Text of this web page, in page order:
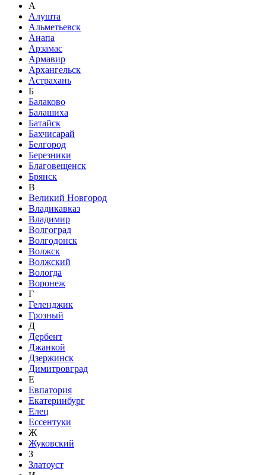
А
Алушта
Альметьевск
Анапа
Арзамас
Армавир
Архангельск
Астрахань
Б
Балаково
Балашиха
Батайск
Бахчисарай
Белгород
Березники
Благовещенск
Брянск
В
Великий Новгород
Владикавказ
Владимир
Волгоград
Волгодонск
Волжск
Волжский
Вологда
Воронеж
Г
Геленджик
Грозный
Д
Дербент
Джанкой
Дзержинск
Димитровград
Е
Евпатория
Екатеринбург
Елец
Ессентуки
Ж
Жуковский
З
Златоуст